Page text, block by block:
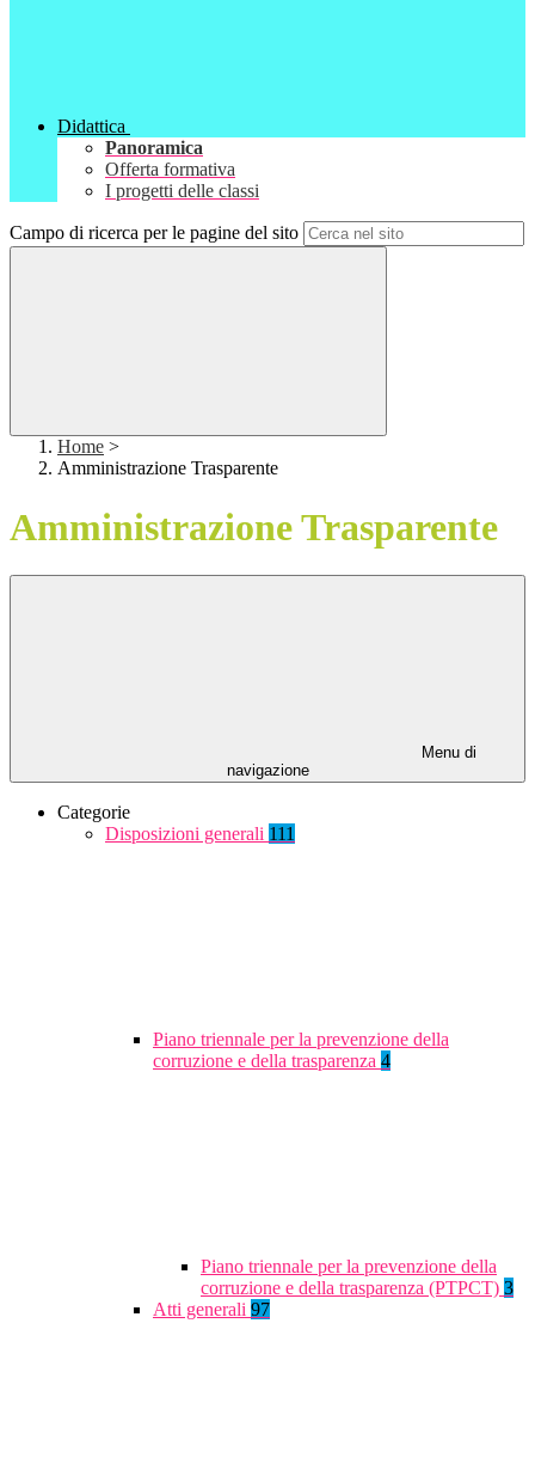
Didattica
Panoramica
Offerta formativa
I progetti delle classi
Campo di ricerca per le pagine del sito
Home >
Amministrazione Trasparente
Amministrazione Trasparente
Menu di
navigazione
Categorie
Disposizioni generali 111
Piano triennale per la prevenzione della
corruzione e della trasparenza 4
Piano triennale per la prevenzione della
corruzione e della trasparenza (PTPCT) 3
Atti generali 97